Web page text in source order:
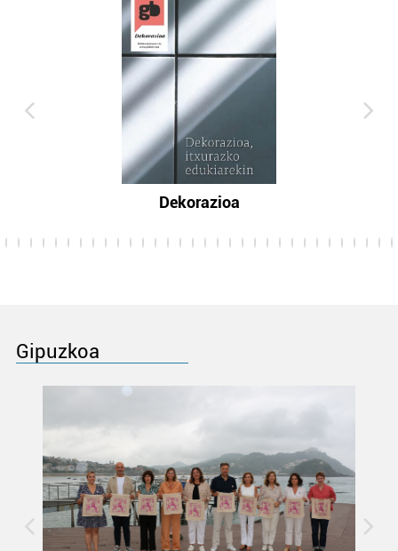
Dekorazioa
Gipuzkoa